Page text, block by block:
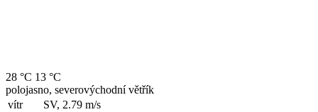
28 °C 13 °C
polojasno, severovýchodní větřík
vítr
SV, 2.79 m/s